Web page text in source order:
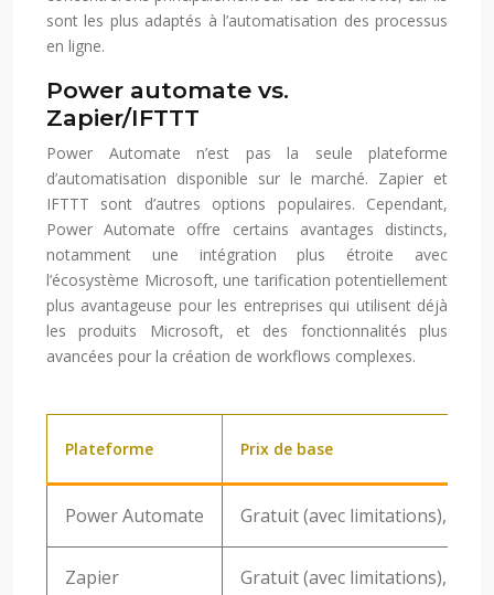
sont les plus adaptés à l’automatisation des processus
en ligne.
Power automate vs.
Zapier/IFTTT
Power Automate n’est pas la seule plateforme
d’automatisation disponible sur le marché. Zapier et
IFTTT sont d’autres options populaires. Cependant,
Power Automate offre certains avantages distincts,
notamment une intégration plus étroite avec
l’écosystème Microsoft, une tarification potentiellement
plus avantageuse pour les entreprises qui utilisent déjà
les produits Microsoft, et des fonctionnalités plus
avancées pour la création de workflows complexes.
Plateforme Prix de base
Power Automate Gratuit (avec limitations),
Zapier Gratuit (avec limitations),